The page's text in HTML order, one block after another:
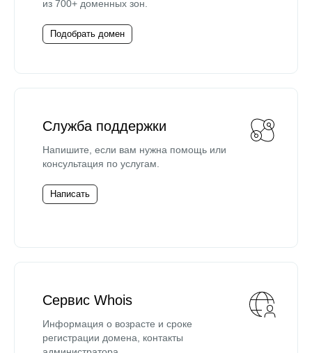
из 700+ доменных зон.
Подобрать домен
Служба поддержки
Напишите, если вам нужна помощь или
консультация по услугам.
Написать
Сервис Whois
Информация о возрасте и сроке
регистрации домена, контакты